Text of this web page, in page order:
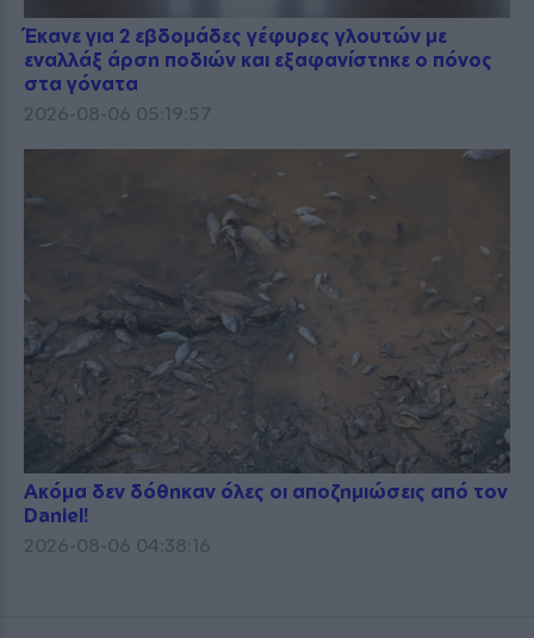
Έκανε για 2 εβδομάδες γέφυρες γλουτών με
εναλλάξ άρση ποδιών και εξαφανίστηκε ο πόνος
στα γόνατα
2026-08-06 05:19:57
Ακόμα δεν δόθηκαν όλες οι αποζημιώσεις από τον
Daniel!
2026-08-06 04:38:16